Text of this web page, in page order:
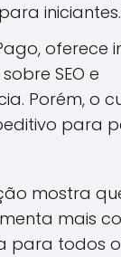
iniciantes.
oferece
SEO e
Porém, o
para
mostra
mais
para todos